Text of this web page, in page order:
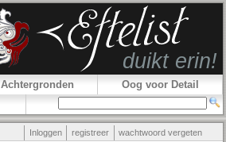
Achtergronden
Oog voor Detail
Inloggen registreer wachtwoord vergeten